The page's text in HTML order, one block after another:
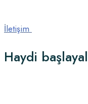
İletişim
Haydi